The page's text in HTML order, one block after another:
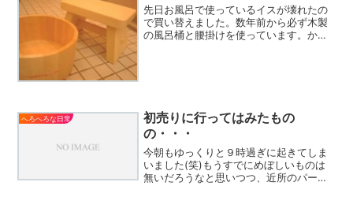
先日お風呂で使っているイスが壊れたの
で買い替えました。数年前から必ず木製
の風呂桶と腰掛けを使っています。かみ
へろへろな日常
初売りに行ってはみたもの
の・・・
今朝もゆっくりと９時過ぎに起きてしま
いました(笑)もうすでにめぼしいものは
無いだろうなと思いつつ、近所のパーツ